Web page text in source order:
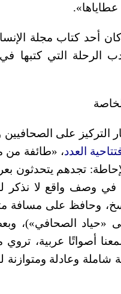
أحد كتاب مجلة
الرحلة التي كتبها
التركيز على
العدد، «طائفة من
تجدهم يتحدثون
في وصف واقع لا
وحافظ على مسافة
«حياد الصحافي»)،
أصواتًا عربية،
شاملة وعادلة